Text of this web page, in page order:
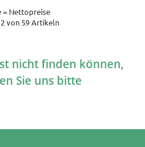
= Nettopreise
von 59 Artikeln
nicht finden können,
Sie uns bitte